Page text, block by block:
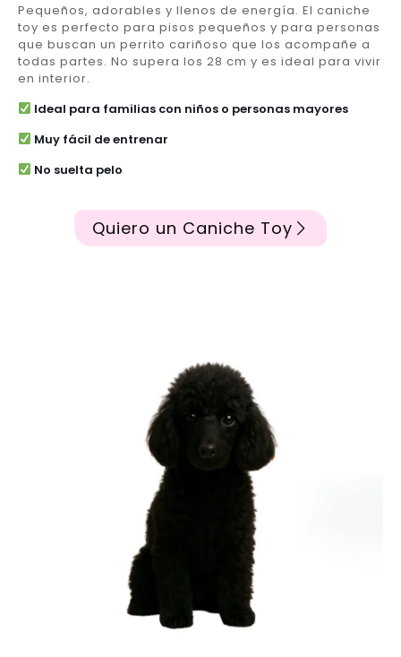
Pequeños, adorables y llenos de energía. El caniche
toy es perfecto para pisos pequeños y para personas
que buscan un perrito cariñoso que los acompañe a
todas partes. No supera los 28 cm y es ideal para vivir
en interior.
Ideal para familias con niños o personas mayores
Muy fácil de entrenar
No suelta pelo
Quiero un Caniche Toy